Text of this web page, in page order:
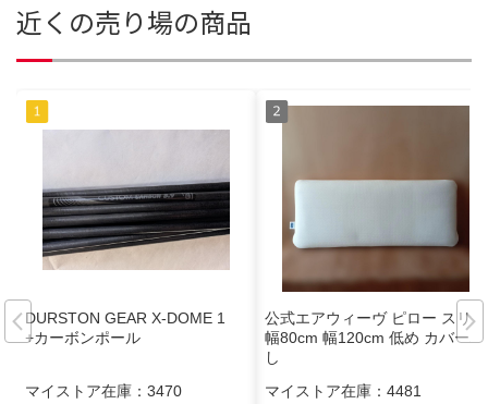
近くの売り場の商品
DURSTON GEAR X-DOME 1
+カーボンポール
マイストア在庫： 3470
公式エアウィーヴ ピロー スリム
幅80cm 幅120cm 低め カバーな
し
マイストア在庫： 4481